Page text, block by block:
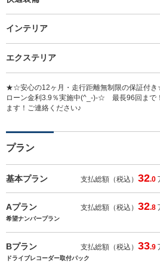
インテリア
エクステリア
★☆安心の12ヶ月・走行距離無制限の保証付
ローン金利3.9％実施中(^_-)-☆ 最長96回まで
ます！ご連絡ください♪
プラン
基本プラン 支払総額（税込）32.0
Aプラン 支払総額（税込）32.8
希望ナンバープラン
Bプラン 支払総額（税込）33.9
ドライブレコーダー取付パック